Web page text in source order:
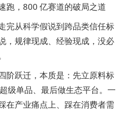
，800 亿赛道的破局之道
从科学假说到跨品类信任标
，规律现成、经验现成，没必
跃迁，本质是：先立原料标
级单品、最后做生态平台。一
在产业痛点上、踩在消费者需